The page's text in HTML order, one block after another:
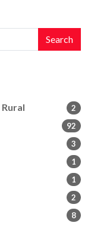
Search
2
92
3
1
1
2
8